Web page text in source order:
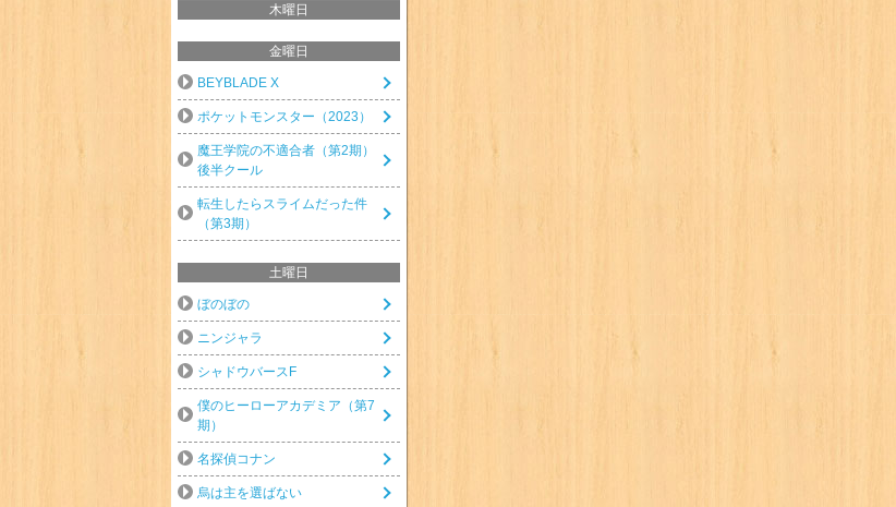
木曜日
金曜日
BEYBLADE X
ポケットモンスター（2023）
魔王学院の不適合者（第2期）
後半クール
転生したらスライムだった件
（第3期）
土曜日
ぼのぼの
ニンジャラ
シャドウバースF
僕のヒーローアカデミア（第7
期）
名探偵コナン
烏は主を選ばない